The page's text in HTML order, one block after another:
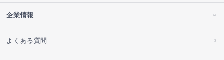
企業情報
よくある質問